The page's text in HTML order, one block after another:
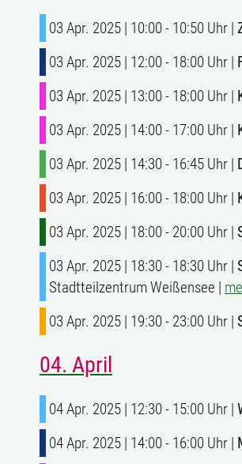
03 Apr. 2025 | 10:00 - 10:50 Uhr |
03 Apr. 2025 | 12:00 - 18:00 Uhr |
03 Apr. 2025 | 13:00 - 18:00 Uhr |
03 Apr. 2025 | 14:00 - 17:00 Uhr |
03 Apr. 2025 | 14:30 - 16:45 Uhr |
03 Apr. 2025 | 16:00 - 18:00 Uhr |
03 Apr. 2025 | 18:00 - 20:00 Uhr |
03 Apr. 2025 | 18:30 - 18:30 Uhr |
Stadtteilzentrum Weißensee |
03 Apr. 2025 | 19:30 - 23:00 Uhr |
04. April
04 Apr. 2025 | 12:30 - 15:00 Uhr |
04 Apr. 2025 | 14:00 - 16:00 Uhr |